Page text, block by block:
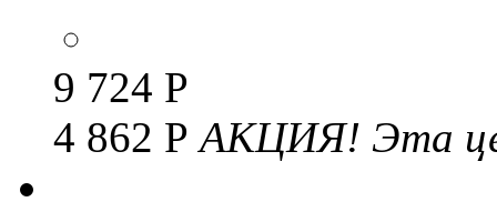
9 724 Р
4 862 РАКЦИЯ! Эта